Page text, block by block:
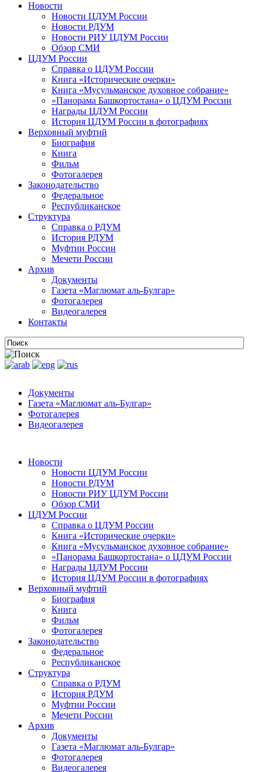
Новости
Новости ЦДУМ России
Новости РДУМ
Новости РИУ ЦДУМ России
Обзор СМИ
ЦДУМ России
Справка о ЦДУМ России
Книга «Исторические очерки»
Книга «Мусульманское духовное собрание»
«Панорама Башкортостана» о ЦДУМ России
Награды ЦДУМ России
История ЦДУМ России в фотографиях
Верховный муфтий
Биография
Книга
Фильм
Фотогалерея
Законодательство
Федеральное
Республиканское
Структура
Справка о РДУМ
История РДУМ
Муфтии России
Мечети России
Архив
Документы
Газета «Маглюмат аль-Булгар»
Фотогалерея
Видеогалерея
Контакты
Документы
Газета «Маглюмат аль-Булгар»
Фотогалерея
Видеогалерея
Новости
Новости ЦДУМ России
Новости РДУМ
Новости РИУ ЦДУМ России
Обзор СМИ
ЦДУМ России
Справка о ЦДУМ России
Книга «Исторические очерки»
Книга «Мусульманское духовное собрание»
«Панорама Башкортостана» о ЦДУМ России
Награды ЦДУМ России
История ЦДУМ России в фотографиях
Верховный муфтий
Биография
Книга
Фильм
Фотогалерея
Законодательство
Федеральное
Республиканское
Структура
Справка о РДУМ
История РДУМ
Муфтии России
Мечети России
Архив
Документы
Газета «Маглюмат аль-Булгар»
Фотогалерея
Видеогалерея